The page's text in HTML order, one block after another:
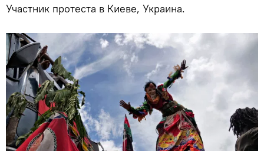
Участник протеста в Киеве, Украина.